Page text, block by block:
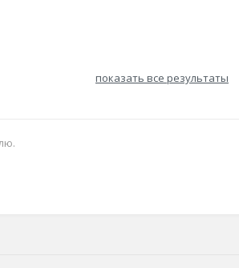
показать все результаты